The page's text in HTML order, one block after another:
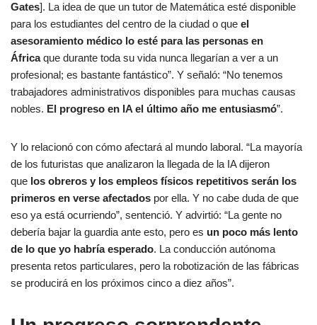
Gates]. La idea de que un tutor de Matemática esté disponible
para los estudiantes del centro de la ciudad o que el
asesoramiento médico lo esté para las personas en
Áfricaque durante toda su vida nunca llegarían a ver a un
profesional; es bastante fantástico”. Y señaló: “No tenemos
trabajadores administrativos disponibles para muchas causas
nobles. El progreso en IA el último año me entusiasmó”.
Y lo relacionó con cómo afectará al mundo laboral. “La mayoría
de los futuristas que analizaron la llegada de la IA dijeron
que los obreros y los empleos físicos repetitivos serán los
primeros en verse afectados por ella. Y no cabe duda de que
eso ya está ocurriendo”, sentenció. Y advirtió: “La gente no
debería bajar la guardia ante esto, pero es un poco más lento
de lo que yo habría esperado. La conducción autónoma
presenta retos particulares, pero la robotización de las fábricas
se producirá en los próximos cinco a diez años”.